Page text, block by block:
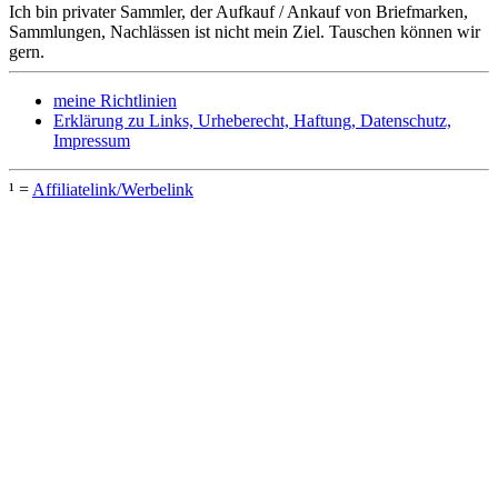
Ich bin privater Sammler, der Aufkauf / Ankauf von Briefmarken,
Sammlungen, Nachlässen ist nicht mein Ziel. Tauschen können wir
gern.
meine Richtlinien
Erklärung zu Links, Urheberecht, Haftung, Datenschutz,
Impressum
¹ = Affiliatelink/Werbelink